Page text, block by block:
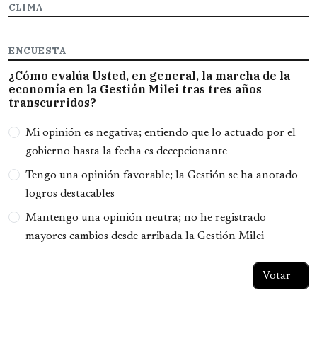
CLIMA
ENCUESTA
¿Cómo evalúa Usted, en general, la marcha de la
economía en la Gestión Milei tras tres años
transcurridos?
Opciones
Mi opinión es negativa; entiendo que lo actuado por el
gobierno hasta la fecha es decepcionante
Tengo una opinión favorable; la Gestión se ha anotado
logros destacables
Mantengo una opinión neutra; no he registrado
mayores cambios desde arribada la Gestión Milei